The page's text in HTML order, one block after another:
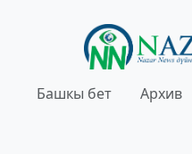
Башкы бет Архив